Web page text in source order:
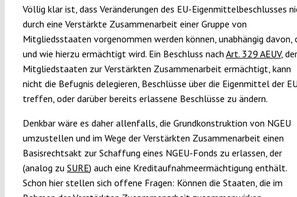
Völlig klar ist, dass Veränderungen des EU-Eigenmittelbeschlusses
durch eine Verstärkte Zusammenarbeit einer Gruppe von
Mitgliedsstaaten vorgenommen werden können, unabhängig davon,
und wie hierzu ermächtigt wird. Ein Beschluss nach Art. 329 AEUV, der
Mitgliedstaaten zur Verstärkten Zusammenarbeit ermächtigt, kann
nicht die Befugnis delegieren, Beschlüsse über die Eigenmittel der
treffen, oder darüber bereits erlassene Beschlüsse zu ändern.
Denkbar wäre es daher allenfalls, die Grundkonstruktion von NGEU
umzustellen und im Wege der Verstärkten Zusammenarbeit einen
Basisrechtsakt zur Schaffung eines NGEU-Fonds zu erlassen, der
(analog zu SURE) auch eine Kreditaufnahme­ermächtigung enthält.
Schon hier stellen sich offene Fragen: Können die Staaten, die im